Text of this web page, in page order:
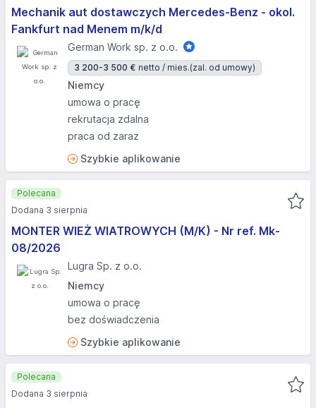
Mechanik aut dostawczych Mercedes-Benz - okol.
Fankfurt nad Menem m/k/d
German Work sp. z o.o.
3 200-3 500 € netto / mies.(zal. od umowy)
Niemcy
umowa o pracę
rekrutacja zdalna
praca od zaraz
Szybkie aplikowanie
MONTER WIEŻ WIATROWYCH (M/K) - Nr ref. Mk-
08/2026
Lugra Sp. z o.o.
Niemcy
umowa o pracę
bez doświadczenia
Szybkie aplikowanie
Polecana
Dodana 3 sierpnia
Polecana
Dodana 3 sierpnia